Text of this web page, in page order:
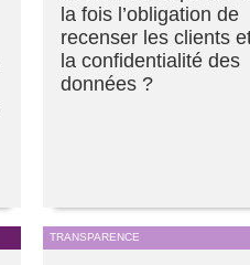
la fois l’obligation de
recenser les clients
la confidentialité des
données ?
TRANSPARENCE